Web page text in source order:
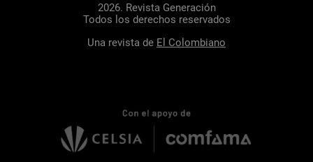
2026. Revista Generación
Todos los derechos reservados
Una revista de El Colombiano